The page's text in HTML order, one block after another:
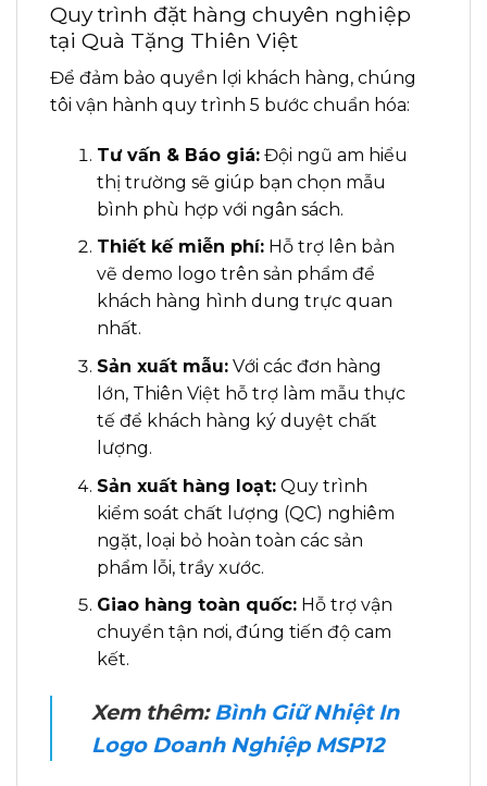
Quy trình đặt hàng chuyên nghiệp
tại Quà Tặng Thiên Việt
Để đảm bảo quyền lợi khách hàng, chúng
tôi vận hành quy trình 5 bước chuẩn hóa:
Tư vấn & Báo giá:Đội ngũ am hiểu
thị trường sẽ giúp bạn chọn mẫu
bình phù hợp với ngân sách.
Thiết kế miễn phí:Hỗ trợ lên bản
vẽ demo logo trên sản phẩm để
khách hàng hình dung trực quan
nhất.
Sản xuất mẫu:Với các đơn hàng
lớn, Thiên Việt hỗ trợ làm mẫu thực
tế để khách hàng ký duyệt chất
lượng.
Sản xuất hàng loạt:Quy trình
kiểm soát chất lượng (QC) nghiêm
ngặt, loại bỏ hoàn toàn các sản
phẩm lỗi, trầy xước.
Giao hàng toàn quốc:Hỗ trợ vận
chuyển tận nơi, đúng tiến độ cam
kết.
Xem thêm:Bình Giữ Nhiệt In
Logo Doanh Nghiệp MSP12